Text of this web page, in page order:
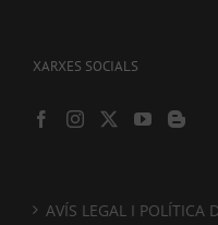
XARXES SOCIALS
AVÍS LEGAL I POLÍTICA